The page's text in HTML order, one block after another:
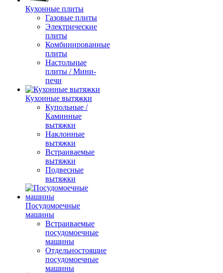
Кухонные плиты
Газовые плиты
Электрические
плиты
Комбинированные
плиты
Настольные
плиты / Мини-
печи
Кухонные вытяжки
Купольные /
Каминные
вытяжки
Наклонные
вытяжки
Встраиваемые
вытяжки
Подвесные
вытяжки
Посудомоечные
машины
Встраиваемые
посудомоечные
машины
Отдельностоящие
посудомоечные
машины